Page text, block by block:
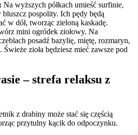
Na wyższych półkach umieść surfinie,
pospolity. Ich pędy będą
w dół, tworząc zieloną kaskadę.
mini ogródek ziołowy. Na
posadź bazylię, miętę, rozmaryn,
zioła będziesz mieć zawsze pod
– strefa relaksu z
z drabiny może stać się częścią
przytulny kącik do odpoczynku.